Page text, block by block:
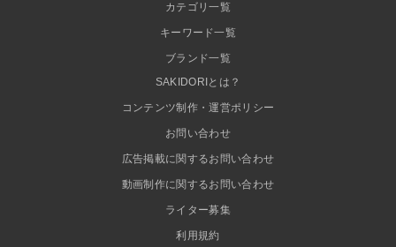
カテゴリ一覧
キーワード一覧
ブランド一覧
SAKIDORIとは？
コンテンツ制作・運営ポリシー
お問い合わせ
広告掲載に関するお問い合わせ
動画制作に関するお問い合わせ
ライター募集
利用規約